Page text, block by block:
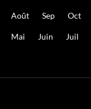
Août Sep Oct
Mai Juin Juil